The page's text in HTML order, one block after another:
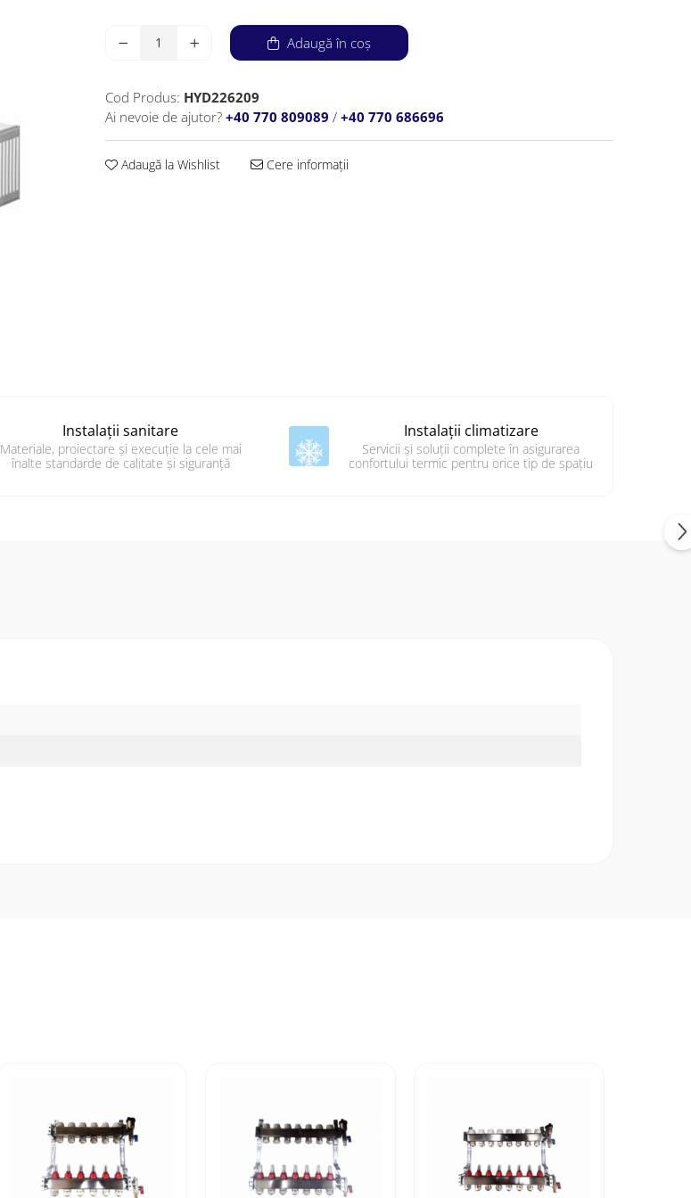
Adaugă în coș
Cod Produs: HYD226209
Ai nevoie de ajutor? +40 770 809089 / +40 770 686696
Adaugă la Wishlist Cere informații
Instalații sanitare
Materiale, proiectare și execuție la cele mai
înalte standarde de calitate și siguranță
Instalații climatizare
Servicii și soluții complete în asigurarea
confortului termic pentru orice tip de spațiu